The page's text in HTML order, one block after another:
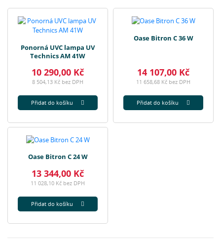
Ponorná UVC lampa UV
Technics AM 41W
10 290,00 Kč
8 504,13 Kč bez DPH
Přidat do košíku
Oase Bitron C 36 W
14 107,00 Kč
11 658,68 Kč bez DPH
Přidat do košíku
Oase Bitron C 24 W
13 344,00 Kč
11 028,10 Kč bez DPH
Přidat do košíku